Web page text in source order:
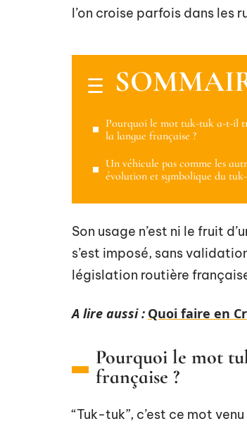
l’on croise parfois dans les
Pourquoi le mot tuk-tuk a-t-il
la langue française ?
Un véhicule pas comme les
évolution et symbolique du
Son usage n’est ni le fruit
s’est imposé, sans
législation routière
A lire aussi : Quoi faire en
Pourquoi le mot
française ?
“Tuk-tuk”, c’est ce mot